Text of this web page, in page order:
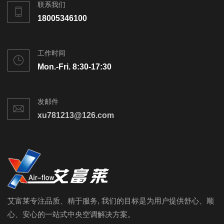
联系我们
18005346100
工作时间
Mon.-Fri. 8:30-17:30
发邮件
xu781213@126.com
艾富莱专注品质、精于服务, 我们的目标是为用户提供舒心、顺
心、安心的一站式中央空调解决方案。